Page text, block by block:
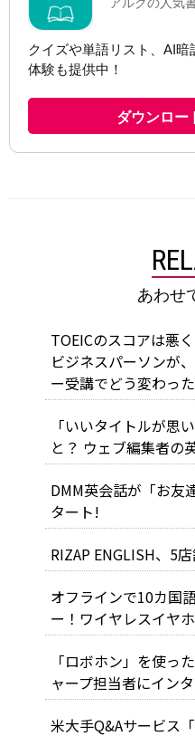
あわせ
TOEICのスコアは悪
ビジネスパーソンが
ー受講でどう変わっ
「いいタイトルが思
と？ ウェブ編集者の
DMM英会話が「お友
タート!
RIZAP ENGLISH、5
オフラインで10カ国
ー！ワイヤレスイヤ
「ロボホン」を使っ
ャープ担当者にイン
米大手Q&Aサービス